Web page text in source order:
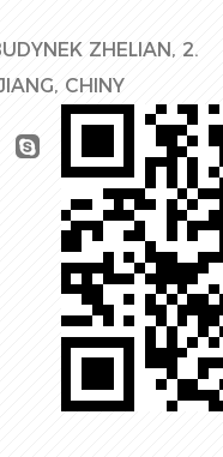
ZHELIAN, 2.
CHINY